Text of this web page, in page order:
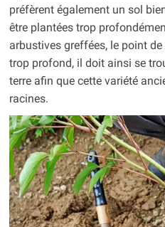
préfèrent également un sol
être plantées trop
arbustives greffées, le point
trop profond, il doit ainsi se
terre afin que cette variété
racines.